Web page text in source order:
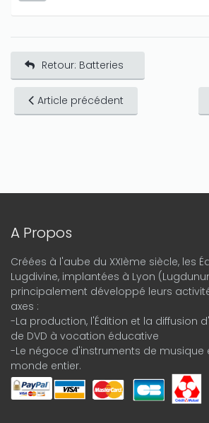
Retour: Batteries
Article précédent
A Propos
Créées à l'aube du XXIème siècle, les
Lugdivine, implantées à Lyon
principalement développé leurs
axes :
-La production, l'Édition et la diffusion
de DVD à vocation éducative
-Le négoce d'instruments de musique
monde entier.